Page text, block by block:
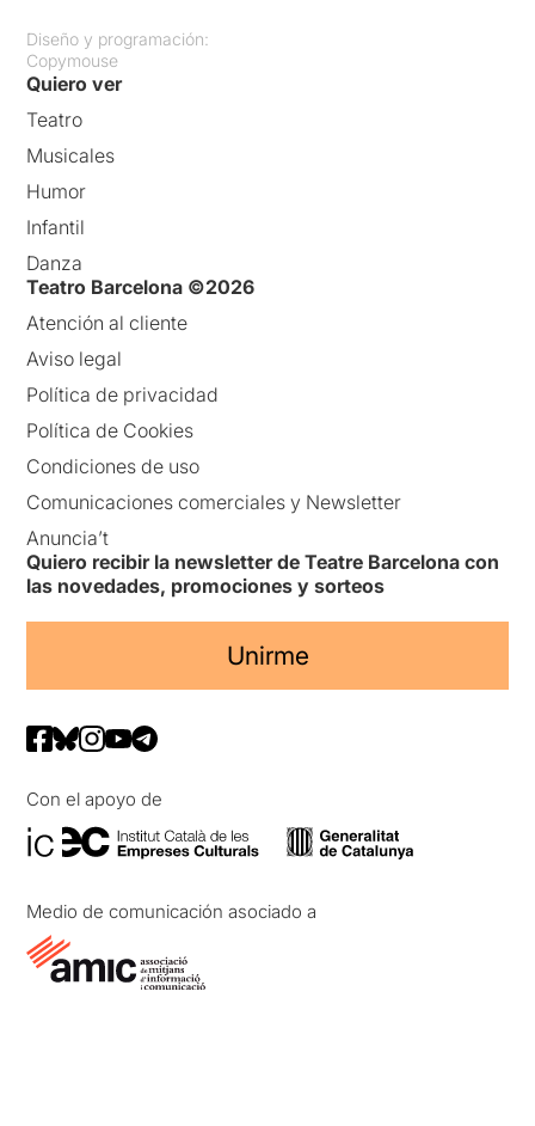
Diseño y programación:
Copymouse
Quiero ver
Teatro
Musicales
Humor
Infantil
Danza
Teatro Barcelona ©2026
Atención al cliente
Aviso legal
Política de privacidad
Política de Cookies
Condiciones de uso
Comunicaciones comerciales y Newsletter
Anuncia’t
Quiero recibir la newsletter de Teatre Barcelona con
las novedades, promociones y sorteos
Unirme
Con el apoyo de
Medio de comunicación asociado a